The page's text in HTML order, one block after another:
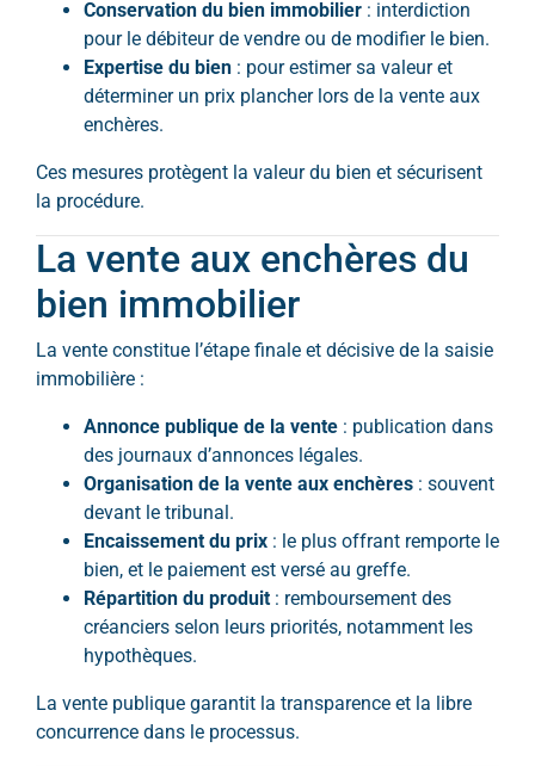
Conservation du bien immobilier : interdiction
pour le débiteur de vendre ou de modifier le bien.
Expertise du bien : pour estimer sa valeur et
déterminer un prix plancher lors de la vente aux
enchères.
Ces mesures protègent la valeur du bien et sécurisent
la procédure.
La vente aux enchères du
bien immobilier
La vente constitue l’étape finale et décisive de la saisie
immobilière :
Annonce publique de la vente : publication dans
des journaux d’annonces légales.
Organisation de la vente aux enchères : souvent
devant le tribunal.
Encaissement du prix : le plus offrant remporte le
bien, et le paiement est versé au greffe.
Répartition du produit : remboursement des
créanciers selon leurs priorités, notamment les
hypothèques.
La vente publique garantit la transparence et la libre
concurrence dans le processus.